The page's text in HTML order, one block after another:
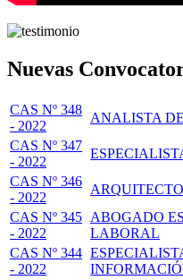
Nuevas
CAS Nº 348
- 2022
ANALISTA
CAS Nº 347
- 2022
CAS Nº 346
- 2022
CAS Nº 345
- 2022
ABOGADO
LABORAL
CAS Nº 344
- 2022